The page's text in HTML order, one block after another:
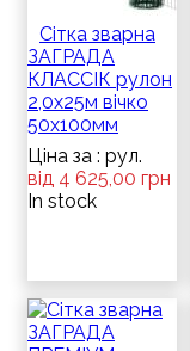
Сітка зварна
ЗАГРАДА
КЛАССІК рулон
2,0х25м вічко
50х100мм
Ціна за : рул.
від 4 625,00 грн
In stock